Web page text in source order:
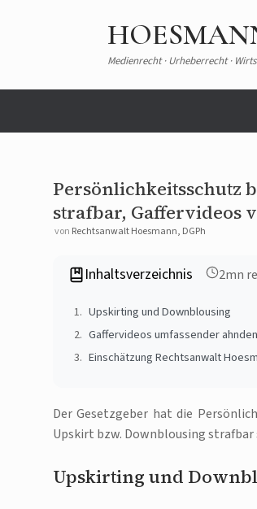
Medienrecht · Urheberrecht ·
Persönlichkeitsschutz
strafbar, Gaffervideos
von Rechtsanwalt Hoesmann, DGPh
Inhaltsverzeichnis 2mn
Upskirting und Downblousing
Gaffervideos umfassender ahnden
Einschätzung Rechtsanwalt
Der Gesetzgeber hat die
Upskirt bzw. Downblousing strafbar
Upskirting und